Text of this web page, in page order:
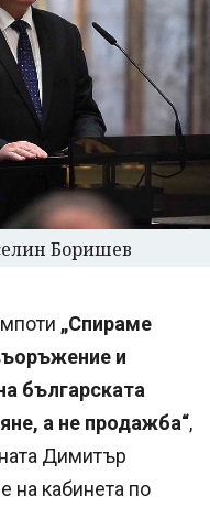
Боришев
„Спираме
и
българската
а не продажба“,
Димитър
на кабинета по